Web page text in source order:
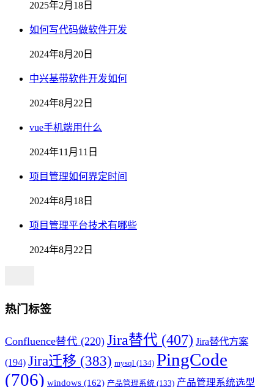
2025年2月18日
如何写代码做软件开发
2024年8月20日
中兴基带软件开发如何
2024年8月22日
vue手机端用什么
2024年11月11日
项目管理如何界定时间
2024年8月18日
项目管理平台技术有哪些
2024年8月22日
热门标签
Confluence替代 (220) Jira替代 (407) Jira替代方案
(194) Jira迁移 (383) mysql (134) PingCode
(706) windows (162) 产品管理系统 (133) 产品管理系统选型